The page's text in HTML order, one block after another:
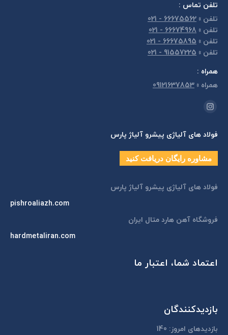
تلفن تماس :
تلفن »
66675562 - 021
تلفن »
66674968 - 021
تلفن »
66675895 - 021
تلفن »
91557225 - 021
همراه :
همراه »
09121637853
مارا در اینجا پیدا کنید:
اینستاگرام
opens
in
new
فولاد های آلیاژی پیشرو آلیاژ پارس
مشاوره رایگان دریافت کنید
فولاد های آلیاژی پیشرو آلیاژ پارس
pishroaliazh.com
فروشگاه آهن هارد متال ایران
hardmetaliran.com
اعتماد شما، اعتبار ما
بازدیدکنندگان
بازدیدهای امروز: 140